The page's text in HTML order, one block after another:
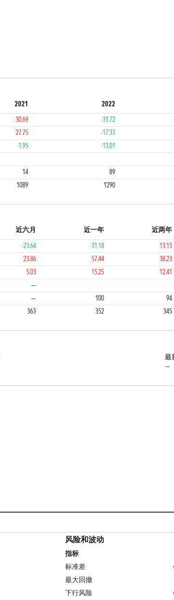
2021 2022
30.69 -31.72
27.75 -17.33
-1.95 -13.01
4 4
14 89
1089 1290
近六月 近一年 近两年
-23.64 -31.18 13.15
23.86 57.44 38.23
5.03 15.25 12.41
—
4 4 4
— 100 94
363 352 345
最
—
风险和波动
指标
标准差
最大回撤
下行风险